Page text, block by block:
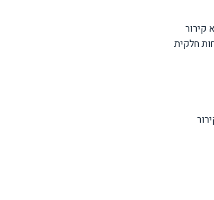
קירור
חלקית